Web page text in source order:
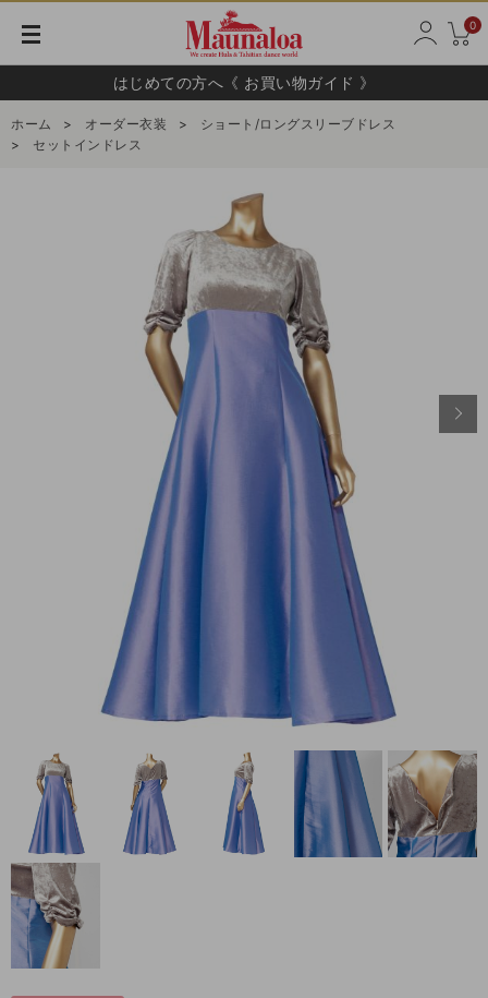
0
はじめての方へ《 お買い物ガイド 》
ホーム > オーダー衣装 >
ショート/ロングスリーブドレス
>
セットインドレス